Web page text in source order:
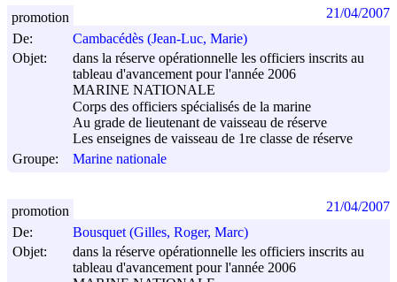
De:
Cambacédès (Jean-Luc, Marie)
Objet:
dans la réserve opérationnelle les officiers inscrits au
tableau d'avancement pour l'année 2006
MARINE NATIONALE
Corps des officiers spécialisés de la marine
Au grade de lieutenant de vaisseau de réserve
Les enseignes de vaisseau de 1re classe de réserve
Groupe:
Marine nationale
promotion 21/04/2007
De:
Bousquet (Gilles, Roger, Marc)
Objet:
dans la réserve opérationnelle les officiers inscrits au
tableau d'avancement pour l'année 2006
promotion 21/04/2007